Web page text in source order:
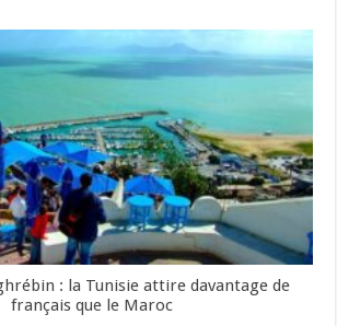
: la Tunisie attire davantage de
français que le Maroc